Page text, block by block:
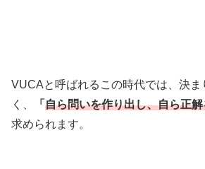
VUCAと呼ばれるこの時代では、決ま
く、
「 自ら問いを作り出し、自ら正
求められます。